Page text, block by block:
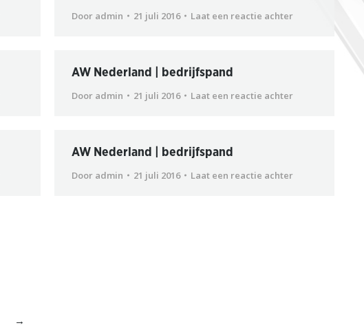
Door admin 21 juli 2016 Laat een reactie achter
AW Nederland | bedrijfspand
Door admin 21 juli 2016 Laat een reactie achter
AW Nederland | bedrijfspand
Door admin 21 juli 2016 Laat een reactie achter